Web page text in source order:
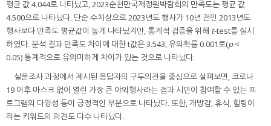
평균 값 4.044로 나타났고, 2023순천만국제정원박람회의 만족도는 평균 값
4.500으로 나타났다. 단순 수치상으로 2023년도 행사가 10년 전인 2013년도
행사보다 만족도 평균값이 높게 나타났지만, 통계적 검증을 위해 t-test를 실시
하였다. 분석 결과 만족도 차이에 대한 t값은 3.543, 유의확률 0.001로(p<
0.05) 통계적으로 유의미하게 차이가 있는 것으로 나타났다.
설문조사 과정에서 제시된 응답자의 구두의견을 중심으로 살펴보면, 코로나
19 이후 마스크 없이 열린 가장 큰 야외행사라는 점과 시민이 참여할 수 있는 프
로그램의 다양성 등이 긍정적인 부분으로 나타났다. 또한, 개방감, 휴식, 힐링이
라는 키워드의 의견도 다수 나타났다.